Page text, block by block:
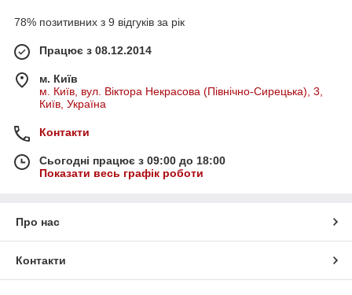
78% позитивних з 9 відгуків за рік
Працює з 08.12.2014
м. Київ
м. Київ, вул. Віктора Некрасова (Північно-Сирецька), 3,
Київ, Україна
Контакти
Сьогодні працює з 09:00 до 18:00
Показати весь графік роботи
Про нас
Контакти